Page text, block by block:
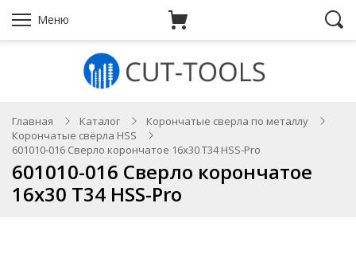
Меню
Главная Каталог
Корончатые сверла по металлу
Корончатые свёрла HSS
601010-016 Сверло корончатое 16х30 T34 HSS-Pro
601010-016 Сверло корончатое
16х30 T34 HSS-Pro